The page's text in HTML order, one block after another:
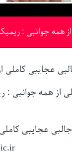
ﻫﻤﻪ ﺟﻮاﻧﺒﻰ :
از ﻫﻤﻪ